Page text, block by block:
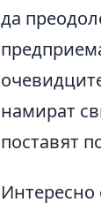
да
намират
поставят
Интересно